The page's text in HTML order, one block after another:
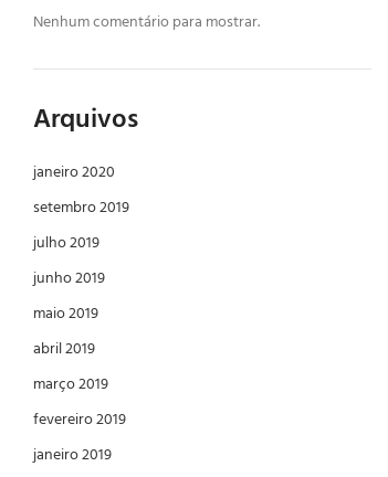
Nenhum comentário para mostrar.
Arquivos
janeiro 2020
setembro 2019
julho 2019
junho 2019
maio 2019
abril 2019
março 2019
fevereiro 2019
janeiro 2019